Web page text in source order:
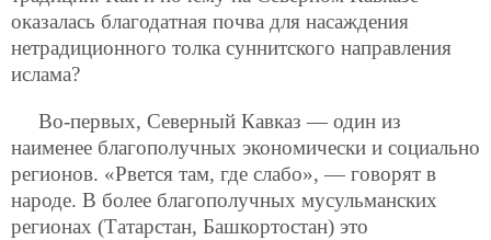
оказалась благодатная почва для насаждения
нетрадиционного толка суннитского направления
ислама?
Во-первых, Северный Кавказ — один из
наименее благополучных экономически и социально
регионов. «Рвется там, где слабо», — говорят в
народе. В более благополучных мусульманских
регионах (Татарстан, Башкортостан) это